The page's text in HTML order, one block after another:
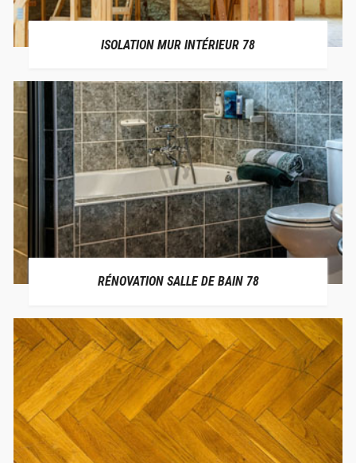
ISOLATION MUR INTÉRIEUR 78
RÉNOVATION SALLE DE BAIN 78